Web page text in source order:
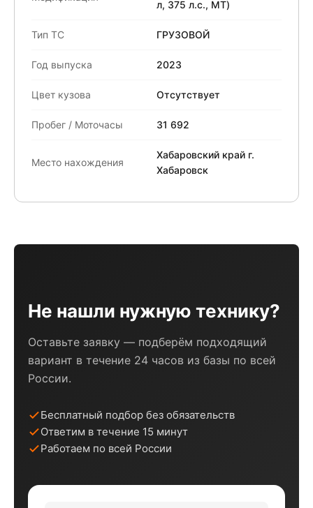
л, 375 л.с., МТ)
Тип ТС ГРУЗОВОЙ
Год выпуска 2023
Цвет кузова Отсутствует
Пробег / Моточасы 31 692
Место нахождения
Хабаровский край г.
Хабаровск
Не нашли нужную технику?
Оставьте заявку — подберём подходящий
вариант в течение 24 часов из базы по всей
России.
Бесплатный подбор без обязательств
Ответим в течение 15 минут
Работаем по всей России